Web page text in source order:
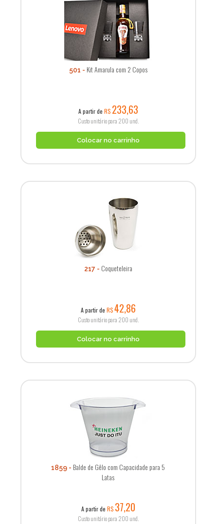
501 Kit Amarula com 2 Copos
A partir de R$ 233,63
Custo unitário para 200 und.
Colocar no carrinho
217 Coqueteleira
A partir de R$42,86
Custo unitário para 200 und.
Colocar no carrinho
1859
Balde de Gêlo com Capacidade para 5
Latas
A partir de R$ 37,20
Custo unitário para 200 und.